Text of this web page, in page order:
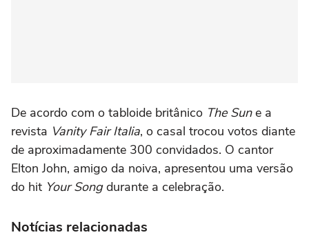
De acordo com o tabloide britânico The Sune a
revista Vanity Fair Italia, o casal trocou votos diante
de aproximadamente 300 convidados. O cantor
Elton John, amigo da noiva, apresentou uma versão
do hit Your Songdurante a celebração.
Notícias relacionadas